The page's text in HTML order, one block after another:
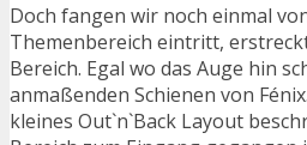
Doch fangen wir noch einmal
Themenbereich eintritt,
Bereich. Egal wo das Auge hin
anmaßenden Schienen von
kleines Out`n`Back Layout